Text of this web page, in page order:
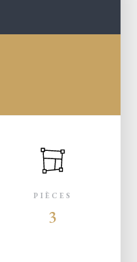
PIÈCES
3